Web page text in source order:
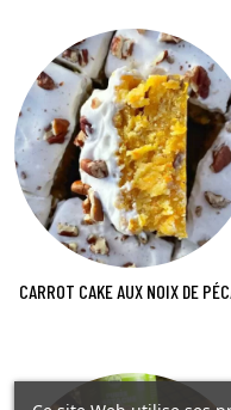
CARROT CAKE AUX NOIX DE